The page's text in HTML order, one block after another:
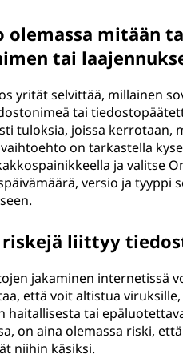
olemassa mitään
tai
yrität selvittää, millainen
tai
tuloksia, joissa kerrotaan,
on tarkastella
ja valitse
versio ja tyyppi
liittyy
jakaminen internetissä
että voit altistua
haitallisesta tai
on aina olemassa riski,
niihin käsiksi.